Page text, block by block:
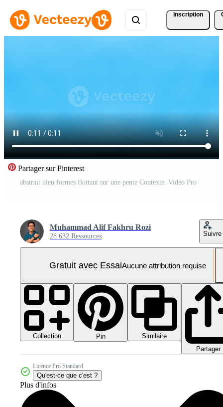
Inscription
Partager sur Pinterest
abstrait bleu formes flottant sur une pente Contexte. Vidéo Pro
Muhammad Alif Fakhru Rozi
28 632 Ressources Suivre
Gratuit avec EssaiAucune attribution requise
Collection Pin
Similaire
Partager
Licence Pro Standard
Qu'est-ce que c'est ?
Plus d'infos